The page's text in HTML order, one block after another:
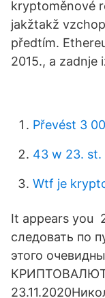
kryptoměnové
jakžtakž
předtím.
2015., a zadnje
Převést 3
43 w 23. st.
Wtf je
It appears you
следовать по
этого